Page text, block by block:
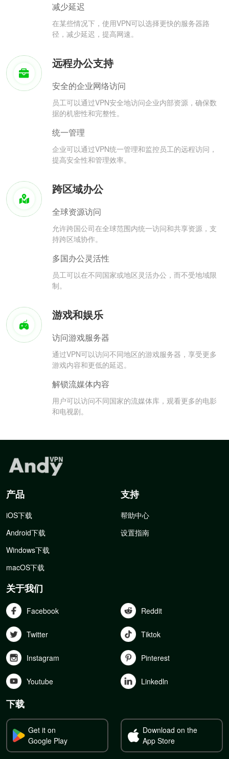
减少延迟
在某些情况下，使用VPN可以选择更快的服务器路
径，减少延迟，提高网速。
远程办公支持
安全的企业网络访问
员工可以通过VPN安全地访问企业内部资源，确保数
据的机密性和完整性。
统一管理
企业可以通过VPN统一管理和监控员工的远程访问，
提高安全性和管理效率。
跨区域办公
全球资源访问
允许跨国公司在全球范围内统一访问和共享资源，支
持跨区域协作。
多国办公灵活性
员工可以在不同国家或地区灵活办公，而不受地域限
制。
游戏和娱乐
访问游戏服务器
通过VPN可以访问不同地区的游戏服务器，享受更多
游戏内容和更低的延迟。
解锁流媒体内容
用户可以访问不同国家的流媒体库，观看更多的电影
和电视剧。
产品
iOS下载
Android下载
Windows下载
macOS下载
支持
帮助中心
设置指南
关于我们
Facebook Reddit
Twitter Tiktok
Instagram Pinterest
Youtube Linkedln
下载
Get it on
Google Play
Download on the
App Store